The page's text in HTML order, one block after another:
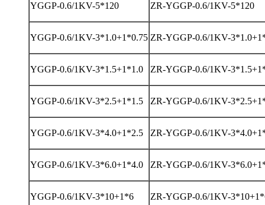
YGGP-0.6/1KV-5*120 ZR-YGGP-0.6/1KV-5*120
YGGP-0.6/1KV-3*1.0+1*0.75 ZR-YGGP-0.6/1KV-
YGGP-0.6/1KV-3*1.5+1*1.0 ZR-YGGP-0.6/1KV-
YGGP-0.6/1KV-3*2.5+1*1.5 ZR-YGGP-0.6/1KV-
YGGP-0.6/1KV-3*4.0+1*2.5 ZR-YGGP-0.6/1KV-
YGGP-0.6/1KV-3*6.0+1*4.0 ZR-YGGP-0.6/1KV-
YGGP-0.6/1KV-3*10+1*6 ZR-YGGP-0.6/1KV-